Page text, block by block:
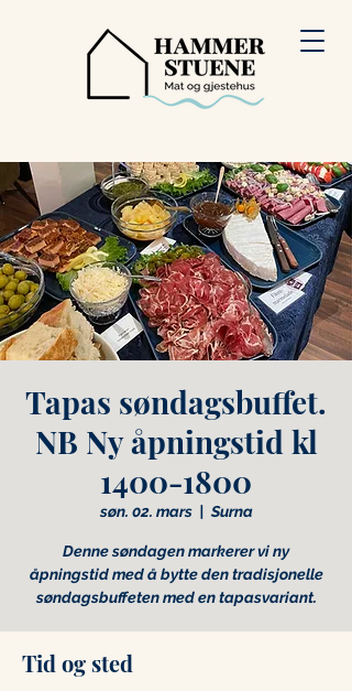
Tapas søndagsbuffet.
NB Ny åpningstid kl
1400-1800
søn. 02. mars
  |
Surna
Denne søndagen markerer vi ny
åpningstid med å bytte den tradisjonelle
søndagsbuffeten med en tapasvariant.
Tid og sted